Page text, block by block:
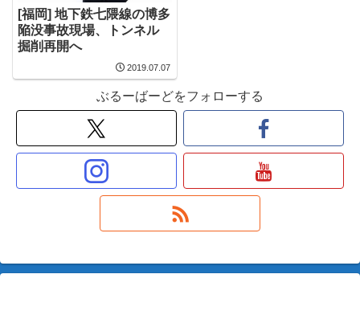
[福岡] 地下鉄七隈線の博多
陥没事故現場、トンネル
掘削再開へ
2019.07.07
ぶるーばーどをフォローする